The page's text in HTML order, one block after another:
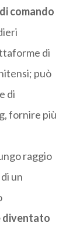
comando
di
può
di
fornire più
raggio
un
diventato